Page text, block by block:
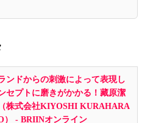
ンドからの刺激によって表現し
セプトに磨きがかかる！藏原潔
株式会社KIYOSHI KURAHARA
） - BRIINオンライン